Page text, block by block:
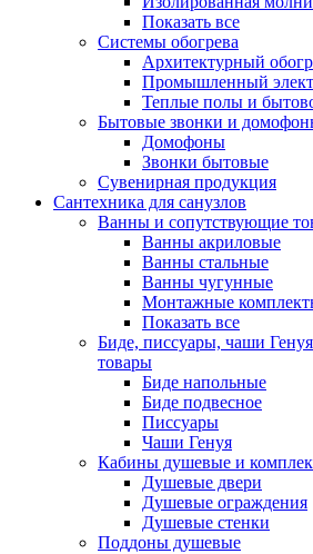
Показать все
Системы обогрева
Архитектурный
Промышленный
Теплые полы и
Бытовые звонки и
Домофоны
Звонки бытовые
Сувенирная продукция
Сантехника для санузлов
Ванны и сопутствующие
Ванны акриловые
Ванны стальные
Ванны чугунные
Монтажные
Показать все
Биде, писсуары, чаши
товары
Биде напольные
Биде подвесное
Писсуары
Чаши Генуя
Кабины душевые и
Душевые двери
Душевые ограждения
Душевые стенки
Поддоны душевые